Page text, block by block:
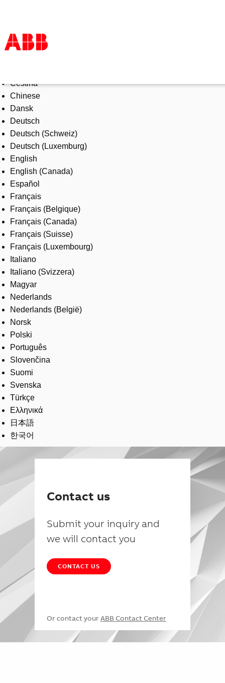
Products & Solutions
Industries
Services
About us
Where to buy
Contact us
Careers
Čeština
Chinese
Dansk
Deutsch
Deutsch (Schweiz)
Deutsch (Luxemburg)
English
English (Canada)
Español
Français
Français (Belgique)
Français (Canada)
Français (Suisse)
Français (Luxembourg)
Italiano
Italiano (Svizzera)
Magyar
Nederlands
Nederlands (België)
Norsk
Polski
Português
Slovenčina
Suomi
Svenska
Türkçe
Ελληνικά
日本語
한국어
Contact us
Submit your inquiry and
we will contact you
CONTACT US
Or contact your ABB Contact Center